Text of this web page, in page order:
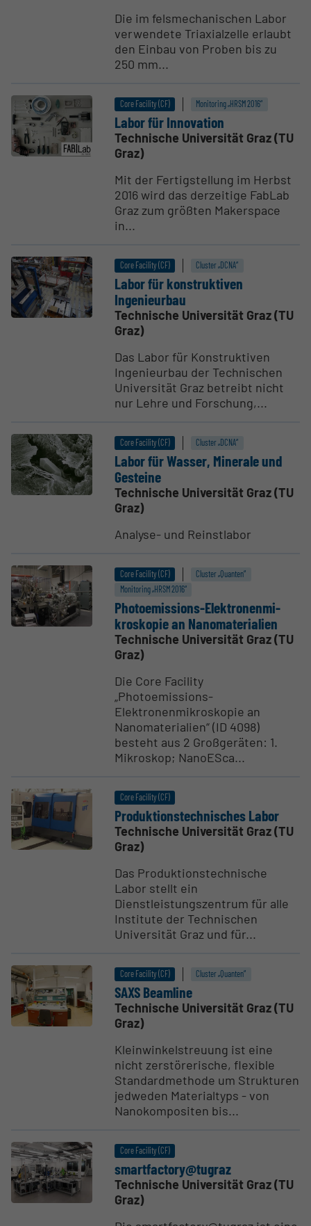
Die im felsmechanischen Labor
verwendete Triaxialzelle erlaubt
den Einbau von Proben bis zu
250 mm...
Core Facility (CF) Monitoring „HRSM 2016“
Labor für Innovation
Technische Universität Graz (TU
Graz)
Mit der Fertigstellung im Herbst
2016 wird das derzeitige FabLab
Graz zum größten Makerspace
in...
Core Facility (CF) Cluster „DCNA“
Labor für konstruk­tiven
Ingenieurbau
Technische Universität Graz (TU
Graz)
Das Labor für Konstruktiven
Ingenieurbau der Technischen
Universität Graz betreibt nicht
nur Lehre und Forschung,...
Core Facility (CF) Cluster „DCNA“
Labor für Wasser, Minerale und
Gesteine
Technische Universität Graz (TU
Graz)
Analyse- und Reinstlabor
Core Facility (CF)
Cluster „Quanten“
Monitoring „HRSM 2016“
Photo­e­mis­sions-Elektro­nen­mi­
kros­kopie an Nanoma­te­rialien
Technische Universität Graz (TU
Graz)
Die Core Facility
„Photoemissions-
Elektronenmikroskopie an
Nanomaterialien“ (ID 4098)
besteht aus 2 Großgeräten: 1.
Mikroskop; NanoESca...
Core Facility (CF)
Produk­ti­ons­tech­ni­sches Labor
Technische Universität Graz (TU
Graz)
Das Produktionstechnische
Labor stellt ein
Dienstleistungszentrum für alle
Institute der Technischen
Universität Graz und für...
Core Facility (CF) Cluster „Quanten“
SAXS Beamline
Technische Universität Graz (TU
Graz)
Kleinwinkelstreuung ist eine
nicht zerstörerische, flexible
Standardmethode um Strukturen
jedweden Materialtyps - von
Nanokompositen bis...
Core Facility (CF)
smart­facto­ry@­tugraz
Technische Universität Graz (TU
Graz)